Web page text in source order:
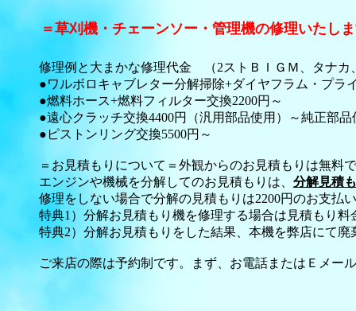
＝草刈機・チェーンソー・管理機の修理いたし
修理例と大まかな修理代金 （2ストＢＩＧＭ、タナ
●ワルボロキャブレター分解掃除+ダイヤフラム・プラ
●燃料ホース+燃料フィルター交換2200円～
●遠心クラッチ交換4400円（汎用部品使用）～純正部
●ピストンリング交換5500円～
＝お見積もりについて＝外観からのお見積もりは無料
エンジンや機械を分解してのお見積もりは、 分解見積
修理をしない場合で分解の見積もりは2200円のお支払
特典1）分解お見積もり機を修理する場合は見積もり
特典2）分解お見積もりをした結果、本機を弊店にて
ご来店の際は予約制です。まず、お電話またはＥメ